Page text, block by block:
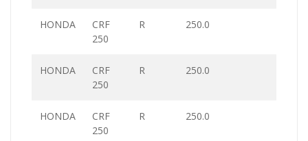
HONDA
CRF
250
R 250.0
HONDA
CRF
250
R 250.0
HONDA
CRF
250
R 250.0